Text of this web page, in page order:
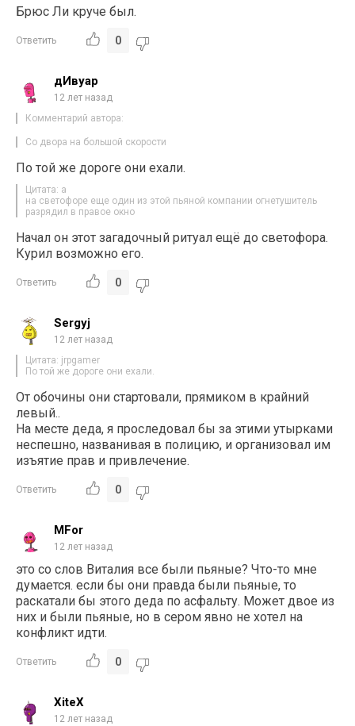
Брюс Ли круче был.
Ответить 0
дИвуар
12 лет назад
Комментарий автора:
Со двора на большой скорости
По той же дороге они ехали.
Цитата: a
на светофоре еще один из этой пьяной компании огнетушитель
разрядил в правое окно
Начал он этот загадочный ритуал ещё до светофора.
Курил возможно его.
Ответить 0
Sergyj
12 лет назад
Цитата: jrpgamer
По той же дороге они ехали.
От обочины они стартовали, прямиком в крайний
левый..
На месте деда, я проследовал бы за этими утырками
неспешно, названивая в полицию, и организовал им
изъятие прав и привлечение.
Ответить 0
MFor
12 лет назад
это со слов Виталия все были пьяные? Что-то мне
думается. если бы они правда были пьяные, то
раскатали бы этого деда по асфальту. Может двое из
них и были пьяные, но в сером явно не хотел на
конфликт идти.
Ответить 0
XiteX
12 лет назад